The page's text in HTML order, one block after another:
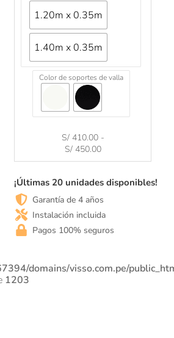
d
e
v
d
r
i
o
1.20m x 0.35m
1.40m x 0.35m
Color de soportes de valla
S/410.00 -
S/450.00
¡Últimas 20 unidades disponibles!
Garantía de 4 años
Instalación incluida
Pagos 100% seguros
domains/visso.com.pe/
1203